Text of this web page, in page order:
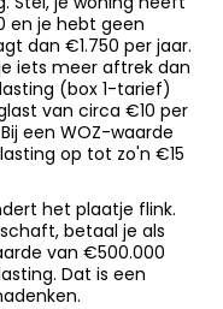
en je hebt geen
dan €1.750 per jaar.
iets meer aftrek dan
(box 1-tarief)
van circa €10 per
een WOZ-waarde
op tot zo'n €15
het plaatje flink.
betaal je als
van €500.000
Dat is een